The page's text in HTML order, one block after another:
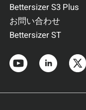
Bettersizer S3 Plus
お問い合わせ
Bettersizer ST